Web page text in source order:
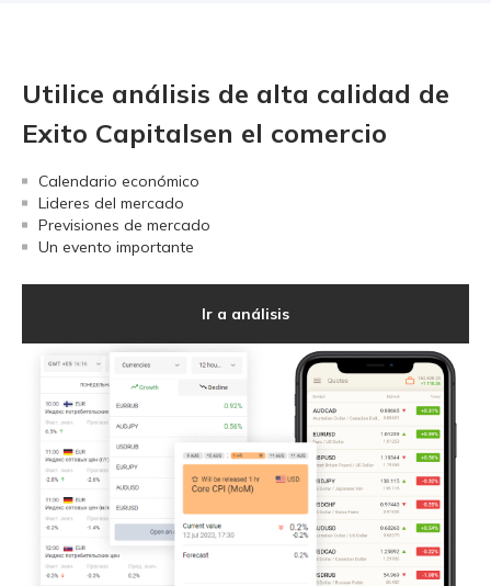
Utilice análisis de alta calidad de
Exito Capitalsen el comercio
Calendario económico
Lideres del mercado
Previsiones de mercado
Un evento importante
Ir a análisis